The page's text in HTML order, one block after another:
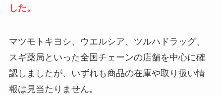
した。
マツモトキヨシ、ウエルシア、ツルハドラッグ、
スギ薬局といった全国チェーンの店舗を中心に確
認しましたが、いずれも商品の在庫や取り扱い情
報は見当たりません。